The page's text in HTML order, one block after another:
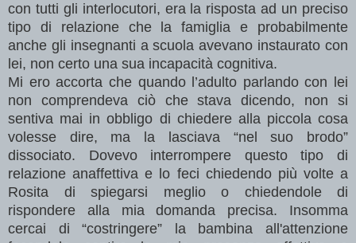
con tutti gli interlocutori, era la risposta ad un preciso
tipo di relazione che la famiglia e probabilmente
anche gli insegnanti a scuola avevano instaurato con
lei, non certo una sua incapacità cognitiva.
Mi ero accorta che quando l’adulto parlando con lei
non comprendeva ciò che stava dicendo, non si
sentiva mai in obbligo di chiedere alla piccola cosa
volesse dire, ma la lasciava “nel suo brodo”
dissociato. Dovevo interrompere questo tipo di
relazione anaffettiva e lo feci chiedendo più volte a
Rosita di spiegarsi meglio o chiedendole di
rispondere alla mia domanda precisa. Insomma
cercai di “costringere” la bambina all'attenzione